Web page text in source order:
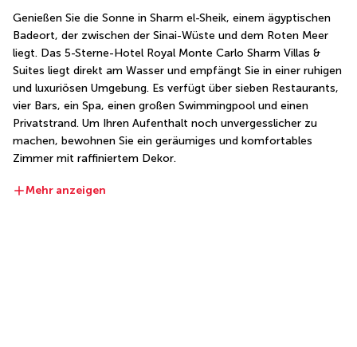
Genießen Sie die Sonne in Sharm el-Sheik, einem ägyptischen
Badeort, der zwischen der Sinai-Wüste und dem Roten Meer
liegt. Das 5-Sterne-Hotel Royal Monte Carlo Sharm Villas &
Suites liegt direkt am Wasser und empfängt Sie in einer ruhigen
und luxuriösen Umgebung. Es verfügt über sieben Restaurants,
vier Bars, ein Spa, einen großen Swimmingpool und einen
Privatstrand. Um Ihren Aufenthalt noch unvergesslicher zu
machen, bewohnen Sie ein geräumiges und komfortables
Zimmer mit raffiniertem Dekor.
Mehr anzeigen